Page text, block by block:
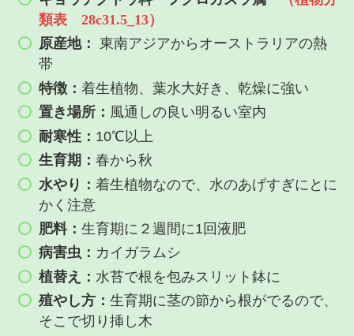
類表 28c31.5_13）
原産地： 東南アジアからオーストラリアの熱
帯
特徴：着生植物、葉水大好き、乾燥に強い
置き場所： 風通しの良い明るい室内
耐寒性： 10℃以上
生育期：春から秋
水やり：着生植物なので、水のあげすぎにとに
かく注意
肥料：生育期に２週間に1回液肥
病害虫： カイガラムシ
植替え： 水苔で根を包みスリット鉢に
殖やし方：生育期に茎の節から根がでるので、
そこで切り挿し木